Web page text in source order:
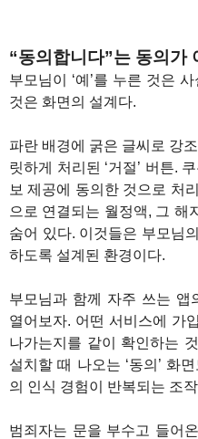
“동의합니다”는 동의가
부모님이 ‘예’를 누른 것은
것은 화면의 설계다.
파란 배경에 굵은 글씨로 강
릿하게 처리된 ‘거절’ 버튼.
보 제공에 동의한 것으로 처
으로 연결되는 월정액, 그 해
숨어 있다. 이것들은 부모님
하도록 설계된 환경이다.
부모님과 함께 자주 쓰는 앱
열어보자. 어떤 서비스에 가
나가는지를 같이 확인하는
설치할 때 나오는 ‘동의’ 화
의 인식 경험이 반복되는 조
범죄자는 문을 부수고 들어